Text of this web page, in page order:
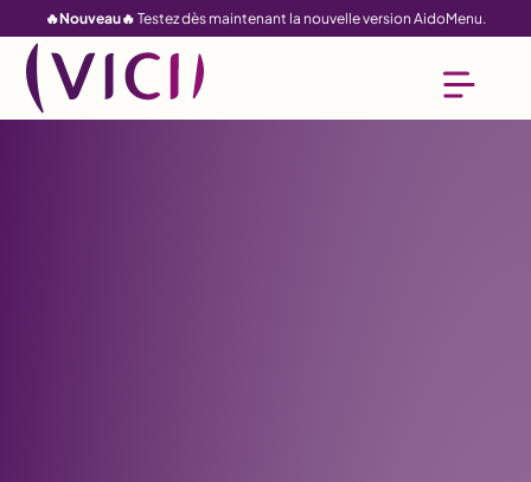
🔥Nouveau🔥 Testez dès maintenant la nouvelle version AidoMenu.